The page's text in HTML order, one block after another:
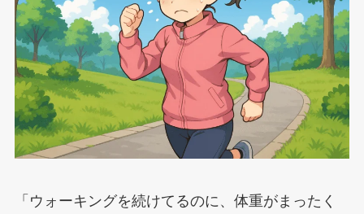
「ウォーキングを続けてるのに、体重がまったく